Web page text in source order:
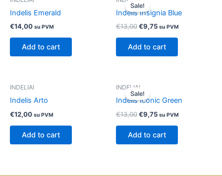
Indelis Emerald
€14,00 su PVM
Add to cart
Sale!
Indelis Insignia Blue
€13,00
price
was:
€13,00.
€9,75
is:
su PVM
Add to cart
INDELIAI
Indelis Arto
€12,00 su PVM
Add to cart
Sale!
INDELIAI
Indelis Iconic Green
€13,00
price
was:
€9,75
is:
su PVM
Add to cart